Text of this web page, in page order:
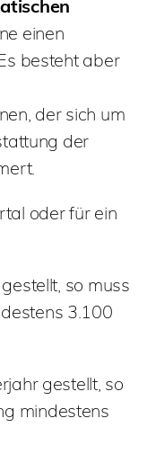
einen
besteht aber
der sich um
der
oder für ein
so muss
3.100
gestellt, so
mindestens